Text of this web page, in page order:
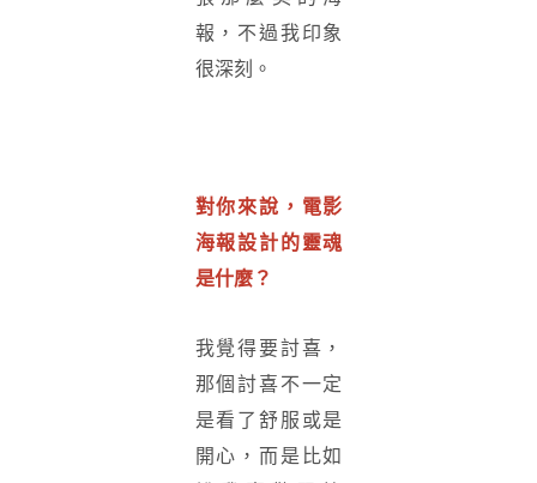
報，不過我印象
很深刻。
對你來說，電影
海報設計的靈魂
是什麼？
我覺得要討喜，
那個討喜不一定
是看了舒服或是
開心，而是比如